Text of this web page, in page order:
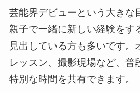
芸能界デビューという大きな
親子で一緒に新しい経験をす
見出している方も多いです。
レッスン、撮影現場など、普
特別な時間を共有できます。